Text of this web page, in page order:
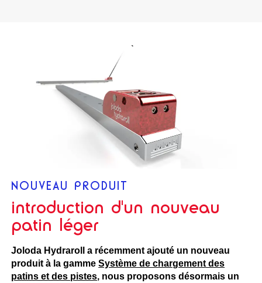
NOUVEAU PRODUIT
introduction d'un nouveau
patin léger
Joloda Hydraroll a récemment ajouté un nouveau
produit à la gammeSystème de chargement des
patins et des pistes, nous proposons désormais un